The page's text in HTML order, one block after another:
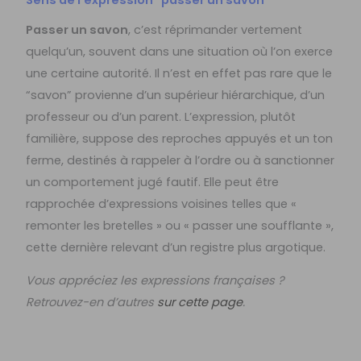
Passer un savon, c’est réprimander vertement
quelqu’un, souvent dans une situation où l’on exerce
une certaine autorité. Il n’est en effet pas rare que le
“savon” provienne d’un supérieur hiérarchique, d’un
professeur ou d’un parent. L’expression, plutôt
familière, suppose des reproches appuyés et un ton
ferme, destinés à rappeler à l’ordre ou à sanctionner
un comportement jugé fautif. Elle peut être
rapprochée d’expressions voisines telles que «
remonter les bretelles » ou « passer une soufflante »,
cette dernière relevant d’un registre plus argotique.
Vous appréciez les expressions françaises ?
Retrouvez-en d’autres sur cette page.